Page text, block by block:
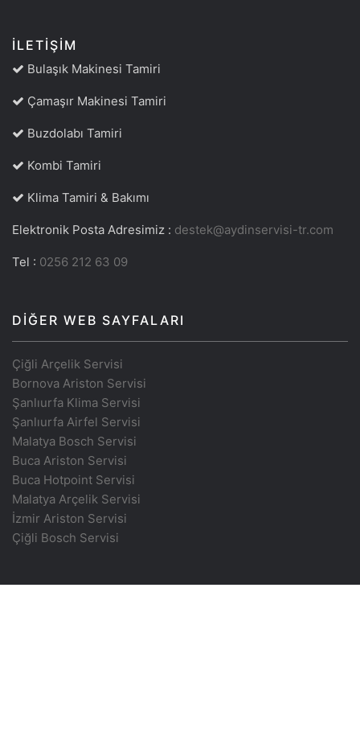
İLETIŞIM
Bulaşık Makinesi Tamiri
Çamaşır Makinesi Tamiri
Buzdolabı Tamiri
Kombi Tamiri
Klima Tamiri & Bakımı
Elektronik Posta Adresimiz : destek@aydinservisi-tr.com
Tel : 0256 212 63 09
DIĞER WEB SAYFALARI
Çiğli Arçelik Servisi
Bornova Ariston Servisi
Şanlıurfa Klima Servisi
Şanlıurfa Airfel Servisi
Malatya Bosch Servisi
Buca Ariston Servisi
Buca Hotpoint Servisi
Malatya Arçelik Servisi
İzmir Ariston Servisi
Çiğli Bosch Servisi